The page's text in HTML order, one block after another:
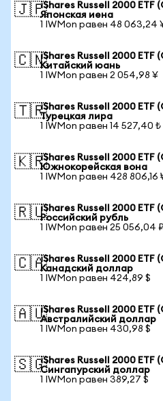
🇯🇵iShares Russell 2000 ETF
Японская иена
1 IWMon равен 48 063,24
🇨🇳iShares Russell 2000 ETF
Китайский юань
1 IWMon равен 2 054,98 ¥
🇹🇷iShares Russell 2000 ETF
Турецкая лира
1 IWMon равен 14 527,40 ₺
🇰🇷iShares Russell 2000 ETF
Южнокорейская вона
1 IWMon равен 428 806,16
🇷🇺iShares Russell 2000 ETF
Российский рубль
1 IWMon равен 25 056,04 ₽
🇨🇦iShares Russell 2000 ETF
Канадский доллар
1 IWMon равен 424,89 $
🇦🇺iShares Russell 2000 ETF
Австралийский доллар
1 IWMon равен 430,98 $
🇸🇬iShares Russell 2000 ETF
Сингапурский доллар
1 IWMon равен 389,27 $